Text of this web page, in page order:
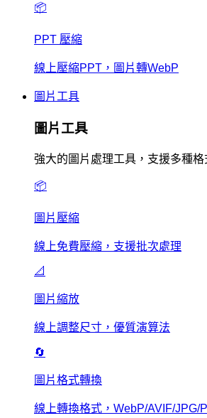
📦
PPT 壓縮
線上壓縮PPT，圖片轉WebP
圖片工具
圖片工具
強大的圖片處理工具，支援多種格
📦
圖片壓縮
線上免費壓縮，支援批次處理
📐
圖片縮放
線上調整尺寸，優質演算法
🔄
圖片格式轉換
線上轉換格式，WebP/AVIF/JPG/